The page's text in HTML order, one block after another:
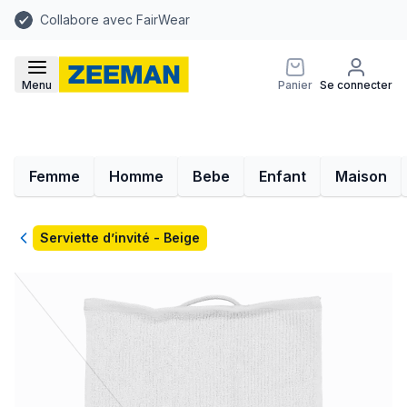
Collabore avec FairWear
Menu Panier Se connecter
Femme Homme Bebe Enfant Maison
RetourServiette d’invité - Beige